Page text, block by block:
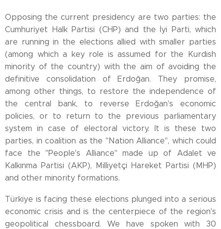
Opposing the current presidency are two parties: the
Cumhuriyet Halk Partisi (CHP) and the İyi Parti, which
are running in the elections allied with smaller parties
(among which a key role is assumed for the Kurdish
minority of the country) with the aim of avoiding the
definitive consolidation of Erdoğan. They promise,
among other things, to restore the independence of
the central bank, to reverse Erdoğan's economic
policies, or to return to the previous parliamentary
system in case of electoral victory. It is these two
parties, in coalition as the "Nation Alliance", which could
face the "People's Alliance" made up of Adalet ve
Kalkınma Partisi (AKP), Milliyetçi Hareket Partisi (MHP)
and other minority formations.
Türkiye is facing these elections plunged into a serious
economic crisis and is the centerpiece of the region's
geopolitical chessboard. We have spoken with 30